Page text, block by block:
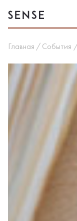
Главная События